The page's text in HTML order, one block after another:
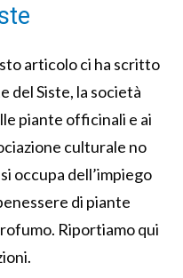
articolo ci ha scritto
del Siste, la società
piante officinali e ai
culturale no
occupa dell’impiego
di piante
Riportiamo qui